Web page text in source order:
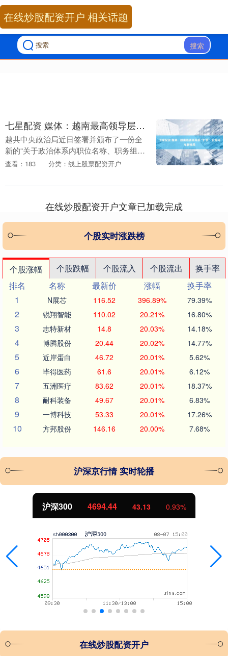
搜索
在线炒股配资开户 相关话题
七星配资 媒体：越南最高领导层“扩员” 五驾马车新格局
越共中央政治局近日签署并颁布了一份全
新的“关于政治体系内职位名称、职务组别
及领导职务目录的规定”。这份已于9月8日
将于202....
查看：183 分类：线上股票配资开户
在线炒股配资开户文章已加载完成
个股实时涨跌榜
个股涨幅 个股跌幅 个股流入 个股流出
换手率
排名
名称 最新价 涨幅
换手率
1
N展芯 116.52 396.89% 79.39%
2 锐翔智能 110.02 20.21% 16.80%
3 志特新材 14.8 20.03% 14.18%
4 博腾股份 20.44 20.02% 14.77%
5 近岸蛋白 46.72 20.01% 5.62%
6 毕得医药 61.6 20.01% 6.12%
7 五洲医疗 83.62 20.01% 18.37%
8 耐科装备 49.67 20.01% 6.83%
9 一博科技 53.33 20.01% 17.26%
10 方邦股份 146.16 20.00% 7.68%
沪深京行情 实时轮播
0.93% 北证50 1134.24
在线炒股配资开户